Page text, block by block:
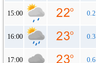
15:00
16:00
17:00